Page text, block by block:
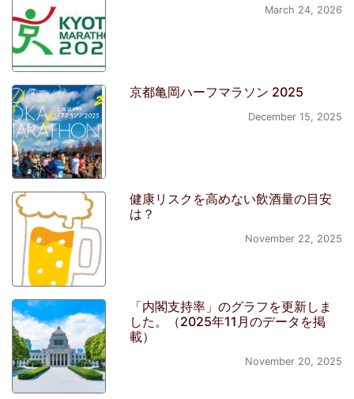
March 24, 2026
京都亀岡ハーフマラソン 2025
December 15, 2025
健康リスクを高めない飲酒量の目安
は？
November 22, 2025
「内閣支持率」のグラフを更新しま
した。（2025年11月のデータを掲
載）
November 20, 2025